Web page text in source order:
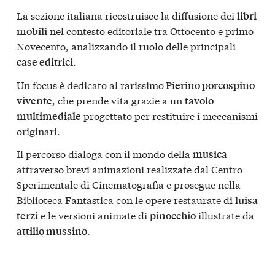
La sezione italiana ricostruisce la diffusione dei libri
mobilinel contesto editoriale tra Ottocento e primo
Novecento, analizzando il ruolo delle principali
case editrici.
Un focus è dedicato al rarissimoPierino porcospino
vivente, che prende vita grazie a un tavolo
multimediale progettato per restituire i meccanismi
originari.
Il percorso dialoga con il mondo della musica
attraverso brevi animazioni realizzate dal Centro
Sperimentale di Cinematografia e prosegue nella
Biblioteca Fantastica con le opere restaurate di luisa
terzie le versioni animate di pinocchioillustrate da
attilio mussino.